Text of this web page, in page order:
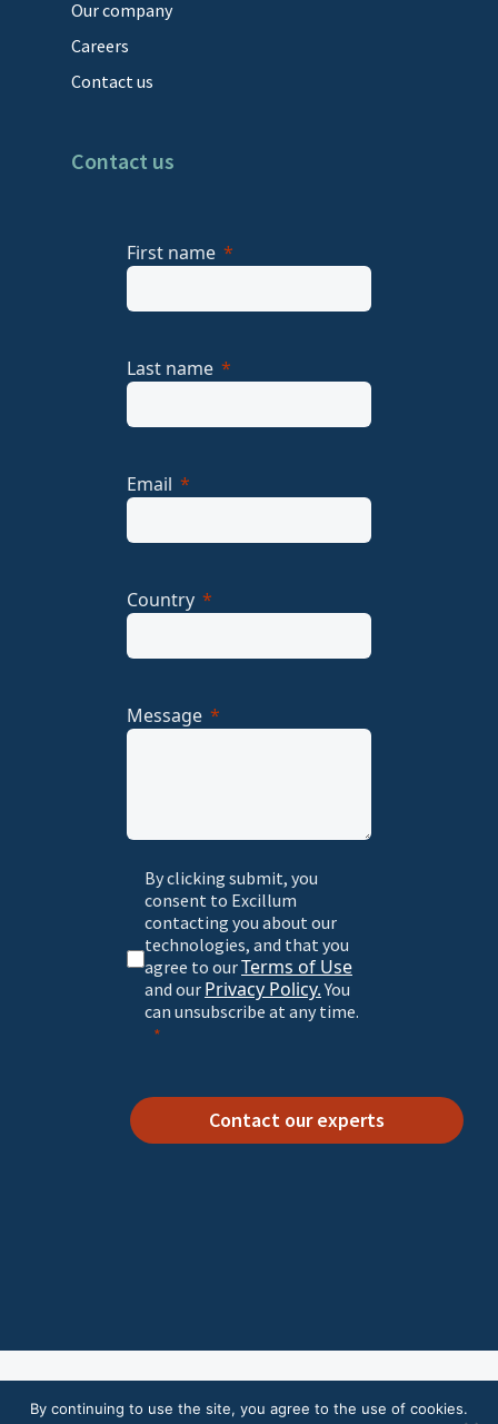
Our company
Careers
Contact us
Contact us
First name
Last name
Email
Country
Message
By clicking submit, you
consent to Excillum
contacting you about our
technologies, and that you
agree to ourTerms of Use
and our Privacy Policy.You
can unsubscribe at any time.
Contact our experts
Whistleblower Policy
By continuing to use the site, you agree to the use of cookies.